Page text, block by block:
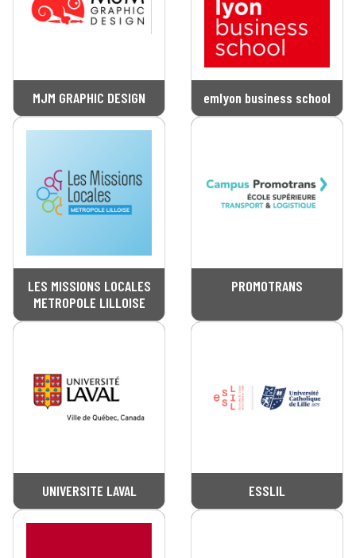
MJM GRAPHIC DESIGN emlyon business school
LES MISSIONS LOCALES
METROPOLE LILLOISE
PROMOTRANS
UNIVERSITE LAVAL ESSLIL